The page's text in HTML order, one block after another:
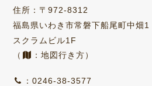
住所：〒972-8312
福島県いわき市常磐下船尾町中畑1
スクラムビル1F
（
：地図行き方）
：0246-38-3577